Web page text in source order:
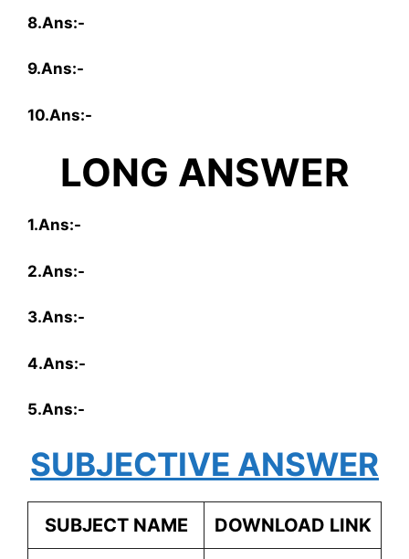
8.Ans:-
9.Ans:-
10.Ans:-
LONG ANSWER
1.Ans:-
2.Ans:-
3.Ans:-
4.Ans:-
5.Ans:-
SUBJECTIVE ANSWER
SUBJECT NAME DOWNLOAD LINK